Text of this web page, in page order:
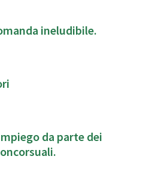
ineludibile.
da parte dei